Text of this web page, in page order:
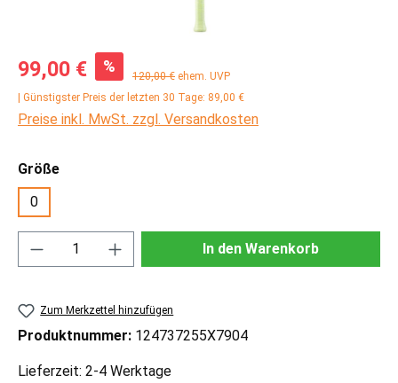
Verkaufspreis:
99,00 € % Regulärer Preis:
120,00 € ehem. UVP
| Günstigster Preis der letzten 30 Tage: 89,00 €
Preise inkl. MwSt. zzgl. Versandkosten
Größeauswählen
0
Produkt Anzahl: Gib den gewünschten
In den Warenkorb
Zum Merkzettel hinzufügen
Produktnummer: 124737255X7904
Lieferzeit: 2-4 Werktage